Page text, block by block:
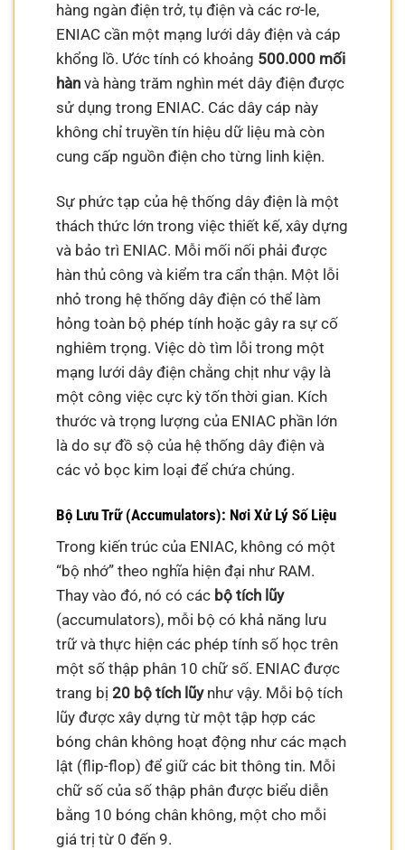
hàng ngàn điện trở, tụ điện và các rơ-le,
ENIAC cần một mạng lưới dây điện và cáp
khổng lồ. Ước tính có khoảng 500.000 mối
hàn và hàng trăm nghìn mét dây điện được
sử dụng trong ENIAC. Các dây cáp này
không chỉ truyền tín hiệu dữ liệu mà còn
cung cấp nguồn điện cho từng linh kiện.
Sự phức tạp của hệ thống dây điện là một
thách thức lớn trong việc thiết kế, xây dựng
và bảo trì ENIAC. Mỗi mối nối phải được
hàn thủ công và kiểm tra cẩn thận. Một lỗi
nhỏ trong hệ thống dây điện có thể làm
hỏng toàn bộ phép tính hoặc gây ra sự cố
nghiêm trọng. Việc dò tìm lỗi trong một
mạng lưới dây điện chằng chịt như vậy là
một công việc cực kỳ tốn thời gian. Kích
thước và trọng lượng của ENIAC phần lớn
là do sự đồ sộ của hệ thống dây điện và
các vỏ bọc kim loại để chứa chúng.
Bộ Lưu Trữ (Accumulators): Nơi Xử Lý Số Liệu
Trong kiến trúc của ENIAC, không có một
“bộ nhớ” theo nghĩa hiện đại như RAM.
Thay vào đó, nó có các bộ tích lũy
(accumulators), mỗi bộ có khả năng lưu
trữ và thực hiện các phép tính số học trên
một số thập phân 10 chữ số. ENIAC được
trang bị20 bộ tích lũynhư vậy. Mỗi bộ tích
lũy được xây dựng từ một tập hợp các
bóng chân không hoạt động như các mạch
lật (flip-flop) để giữ các bit thông tin. Mỗi
chữ số của số thập phân được biểu diễn
bằng 10 bóng chân không, một cho mỗi
giá trị từ 0 đến 9.